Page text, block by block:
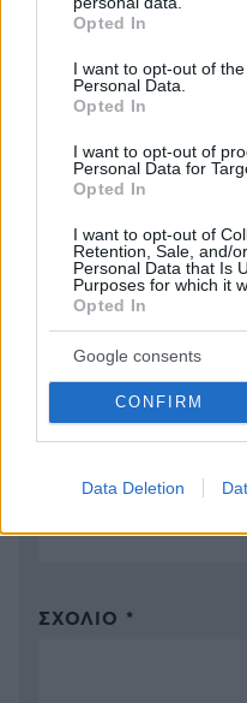
grant or deny consent to
use your data for below
consent section.
Opted In
I want to opt-out of
Personal Data.
Opted In
I want to opt-out of
Personal Data for
Opted In
I want to opt-out of
Retention, Sale, and/
Personal Data that Is
Purposes for which it
Opted In
Google consents
CONFIRM
Data Deletion
Τι μια τρώς και πίνεις
πιστεύει και ποιός σε
ΑΠΑΝΤΗΣΗ
ΦΟΡΤΩΣΗ
ΠΡΟΣΘΗΚΗ
ΌΝΟΜΑ *
EMAIL
ΣΧΌΛΙΟ *